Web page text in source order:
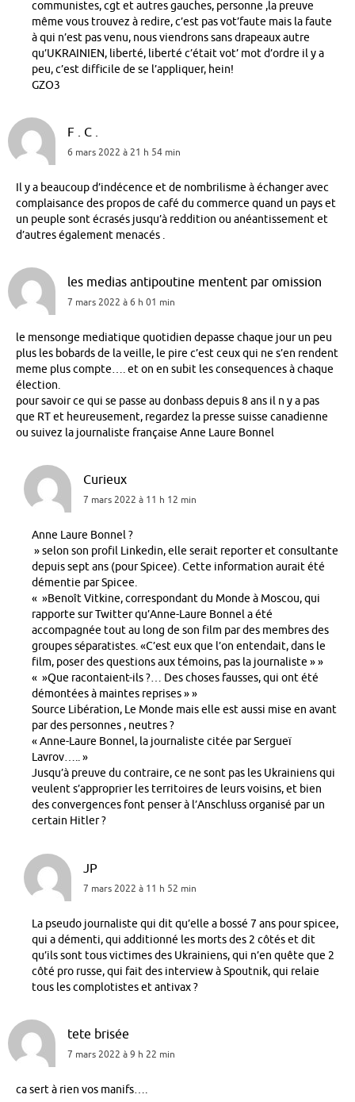
communistes, cgt et autres gauches, personne ,la preuve
même vous trouvez à redire, c’est pas vot’faute mais la faute
à qui n’est pas venu, nous viendrons sans drapeaux autre
qu’UKRAINIEN, liberté, liberté c’était vot’ mot d’ordre il y a
peu, c’est difficile de se l’appliquer, hein!
GZO3
F . C .
6 mars 2022 à 21 h 54 min
Il y a beaucoup d’indécence et de nombrilisme à échanger avec
complaisance des propos de café du commerce quand un pays et
un peuple sont écrasés jusqu’à reddition ou anéantissement et
d’autres également menacés .
les medias antipoutine mentent par omission
7 mars 2022 à 6 h 01 min
le mensonge mediatique quotidien depasse chaque jour un peu
plus les bobards de la veille, le pire c’est ceux qui ne s’en rendent
meme plus compte…. et on en subit les consequences à chaque
élection.
pour savoir ce qui se passe au donbass depuis 8 ans il n y a pas
que RT et heureusement, regardez la presse suisse canadienne
ou suivez la journaliste française Anne Laure Bonnel
Curieux
7 mars 2022 à 11 h 12 min
Anne Laure Bonnel ?
» selon son profil Linkedin, elle serait reporter et consultante
depuis sept ans (pour Spicee). Cette information aurait été
démentie par Spicee.
« »Benoît Vitkine, correspondant du Monde à Moscou, qui
rapporte sur Twitter qu’Anne-Laure Bonnel a été
accompagnée tout au long de son film par des membres des
groupes séparatistes. «C’est eux que l’on entendait, dans le
film, poser des questions aux témoins, pas la journaliste » »
« »Que racontaient-ils ?… Des choses fausses, qui ont été
démontées à maintes reprises » »
Source Libération, Le Monde mais elle est aussi mise en avant
par des personnes , neutres ?
« Anne-Laure Bonnel, la journaliste citée par Sergueï
Lavrov….. »
Jusqu’à preuve du contraire, ce ne sont pas les Ukrainiens qui
veulent s’approprier les territoires de leurs voisins, et bien
des convergences font penser à l’Anschluss organisé par un
certain Hitler ?
JP
7 mars 2022 à 11 h 52 min
La pseudo journaliste qui dit qu’elle a bossé 7 ans pour spicee,
qui a démenti, qui additionné les morts des 2 côtés et dit
qu’ils sont tous victimes des Ukrainiens, qui n’en quête que 2
côté pro russe, qui fait des interview à Spoutnik, qui relaie
tous les complotistes et antivax ?
tete brisée
7 mars 2022 à 9 h 22 min
ca sert à rien vos manifs….